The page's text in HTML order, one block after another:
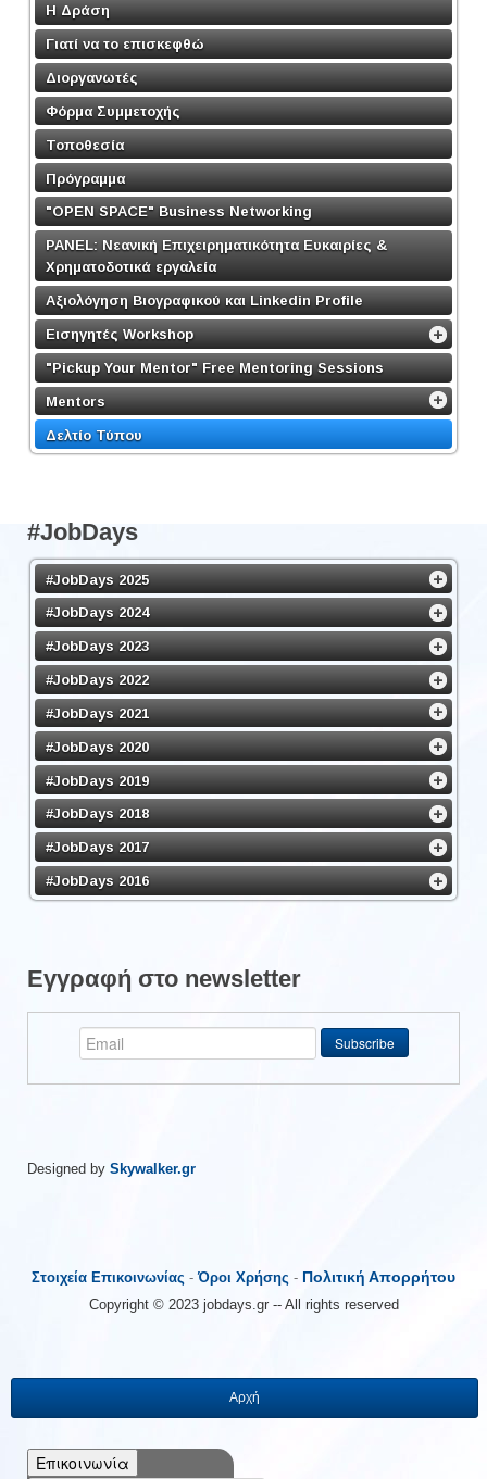
Η Δράση
Γιατί να το επισκεφθώ
Διοργανωτές
Φόρμα Συμμετοχής
Τοποθεσία
Πρόγραμμα
"OPEN SPACE" Business Networking
PANEL: Νεανική Επιχειρηματικότητα Ευκαιρίες &
Χρηματοδοτικά εργαλεία
Αξιολόγηση Βιογραφικού και Linkedin Profile
Εισηγητές Workshop
"Pickup Your Mentor" Free Mentoring Sessions
Mentors
Δελτίο Τύπου
#JobDays
#JobDays 2025
#JobDays 2024
#JobDays 2023
#JobDays 2022
#JobDays 2021
#JobDays 2020
#JobDays 2019
#JobDays 2018
#JobDays 2017
#JobDays 2016
Εγγραφή στο newsletter
Designed by Skywalker.gr
Στοιχεία Επικοινωνίας -Όροι Χρήσης - Πολιτική Απορρήτου
Copyright © 2023 jobdays.gr -- All rights reserved
Αρχή